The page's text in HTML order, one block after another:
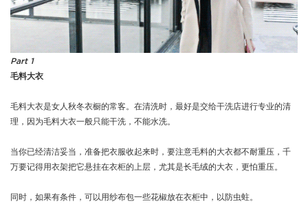
Part 1
毛料大衣
毛料大衣是女人秋冬衣橱的常客。在清洗时，最好是交给干洗店进行专业的清
理，因为毛料大衣一般只能干洗，不能水洗。
当你已经清洁妥当，准备把衣服收起来时，要注意毛料的大衣都不耐重压，千
万要记得用衣架把它悬挂在衣柜的上层，尤其是长毛绒的大衣，更怕重压。
同时，如果有条件，可以用纱布包一些花椒放在衣柜中，以防虫蛀。